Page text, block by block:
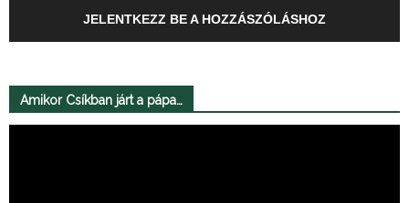
JELENTKEZZ BE A HOZZÁSZÓLÁSHOZ
Amikor Csíkban járt a pápa…